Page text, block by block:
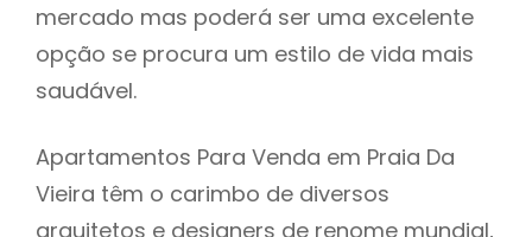
mercado mas poderá ser uma excelente
opção se procura um estilo de vida mais
saudável.
Apartamentos Para Venda em Praia Da
Vieira têm o carimbo de diversos
arquitetos e designers de renome mundial,